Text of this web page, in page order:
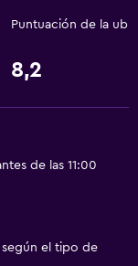
Puntuación de la
8,2
de las 11:00
el tipo de